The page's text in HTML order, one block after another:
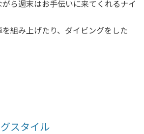
ら週末はお手伝いに来てくれるナイ
組み上げたり、ダイビングをした
スタイル